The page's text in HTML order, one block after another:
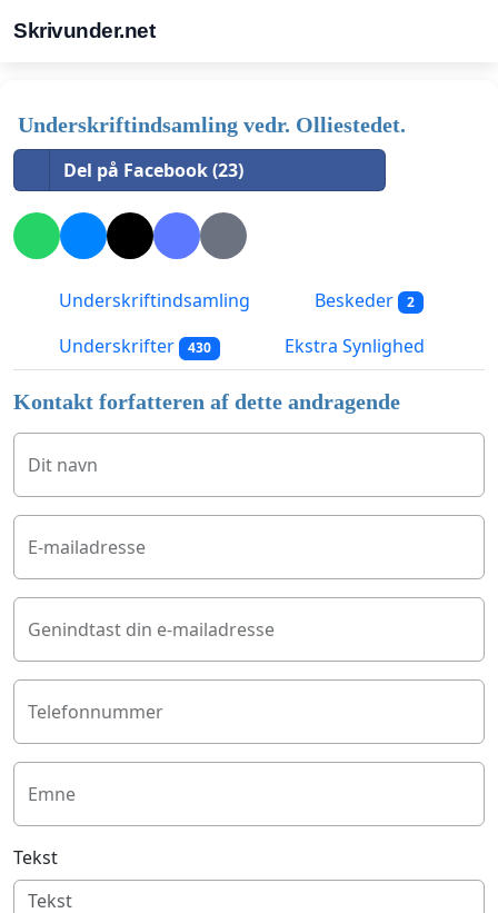
Skrivunder.net
Underskriftindsamling vedr. Olliestedet.
Del på Facebook (23)
Underskriftindsamling Beskeder 2
Underskrifter 430 Ekstra Synlighed
Kontakt forfatteren af dette andragende
Dit navn
E-mailadresse
Genindtast din e-mailadresse
Telefonnummer
Emne
Tekst